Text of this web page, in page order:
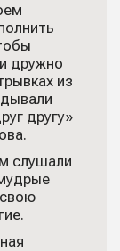
дружно
из
другу»
слушали